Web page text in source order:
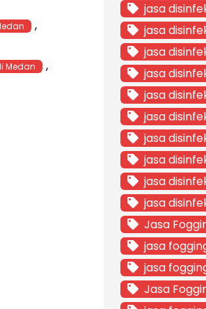
,
Medan ,
jasa
jasa
jasa
jasa
jasa
jasa
jasa
jasa
jasa
jasa
Jasa
jasa
jasa
Jasa